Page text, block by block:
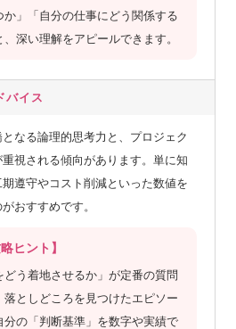
か」「自分の仕事にどう関係する
深い理解をアピールできます。
バイス
なる論理的思考力と、プロジェク
視される傾向があります。単に知
遵守やコスト削減といった数値を
おすすめです。
ヒント】
どう着地させるか」が定番の質問
としどころを見つけたエピソー
分の「判断基準」を数字や実績で